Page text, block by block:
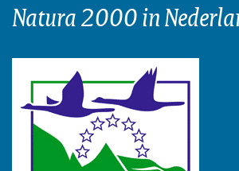
Natura 2000 in